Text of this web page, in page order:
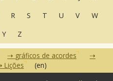
R S T U V
W
Y Z
gráficos de acordes
Lições (en)